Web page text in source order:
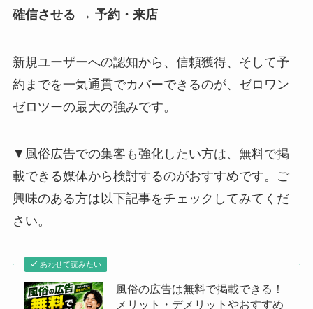
確信させる → 予約・来店
新規ユーザーへの認知から、信頼獲得、そして予
約までを一気通貫でカバーできるのが、ゼロワン
ゼロツーの最大の強みです。
▼風俗広告での集客も強化したい方は、無料で掲
載できる媒体から検討するのがおすすめです。ご
興味のある方は以下記事をチェックしてみてくだ
さい。
あわせて読みたい
風俗の広告は無料で掲載できる！
メリット・デメリットやおすすめ